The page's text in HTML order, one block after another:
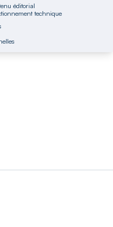
éditorial
technique